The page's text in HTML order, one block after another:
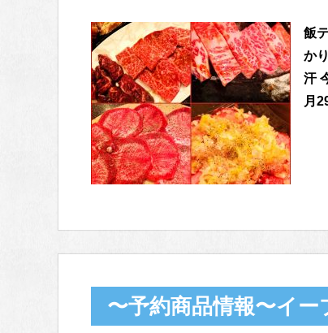
飯
か
汗
月
〜予約商品情報〜イ